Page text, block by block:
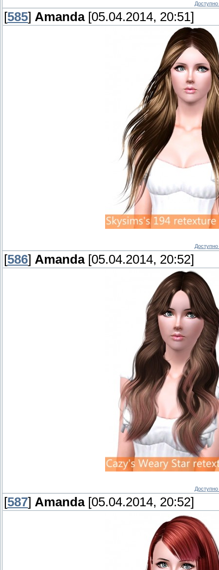
[585] Amanda[05.04.2014, 20:51]
[586] Amanda[05.04.2014, 20:52]
[587] Amanda[05.04.2014, 20:52]